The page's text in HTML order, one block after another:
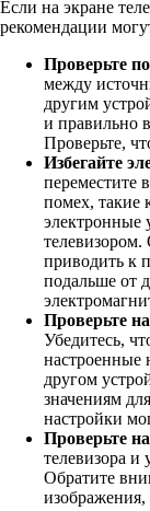
Если на экране
рекомендации
Проверьте
между
другим
и правильно
Проверьте,
Избегайте
переместите
помех, такие
электронные
приводить к
подальше от
Проверьте
Убедитесь,
настроенные
другом
значениям
настройки
Проверьте
телевизора и
Обратите